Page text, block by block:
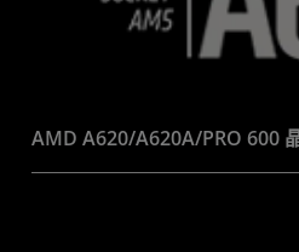
AMD A620/A620A/PRO 600